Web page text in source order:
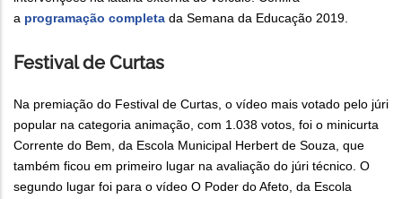
a programação completa da Semana da Educação 2019.
Festival de Curtas
Na premiação do Festival de Curtas, o vídeo mais votado pelo júri
popular na categoria animação, com 1.038 votos, foi o minicurta
Corrente do Bem, da Escola Municipal Herbert de Souza, que
também ficou em primeiro lugar na avaliação do júri técnico. O
segundo lugar foi para o vídeo O Poder do Afeto, da Escola